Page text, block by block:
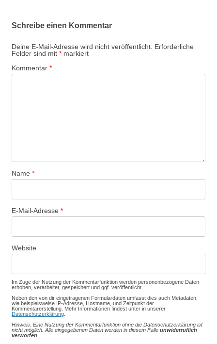
Schreibe einen Kommentar
Deine E-Mail-Adresse wird nicht veröffentlicht. Erforderliche
Felder sind mit * markiert
Kommentar *
Name *
E-Mail-Adresse *
Website
Im Zuge der Nutzung der Kommentarfunktion werden personenbezogene Daten
erhoben, verarbeitet, gespeichert und ggf. veröffentlicht.
Neben den von dir eingetragenen Formulardaten umfasst dies auch Metadaten,
wie beispielsweise IP-Adresse, Hostname, und Zeitpunkt der
Kommentarerstellung. Mehr Informationen findest unter in unserer
Datenschutzerklärung
Hinweis: Eine Nutzung der Kommentarfunktion ohne die Datenschutzerklärung ist
nicht möglich. Alle eingegebenen Daten werden in diesem Falle unwiderruflich
verworfen